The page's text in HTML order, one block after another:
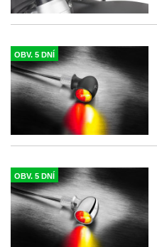
OBV. 5 DNÍ
OBV. 5 DNÍ